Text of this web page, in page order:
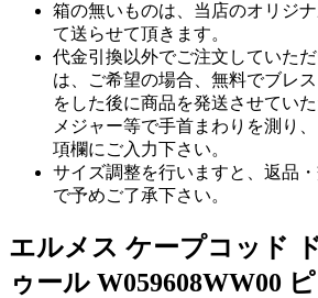
箱の無いものは、当店のオリジ
て送らせて頂きます。
代金引換以外でご注文していた
は、ご希望の場合、無料でブレ
をした後に商品を発送させていた
メジャー等で手首まわりを測り
項欄にご入力下さい。
サイズ調整を行いますと、返品
で予めご了承下さい。
エルメス ケープコッド
ゥール W059608WW00